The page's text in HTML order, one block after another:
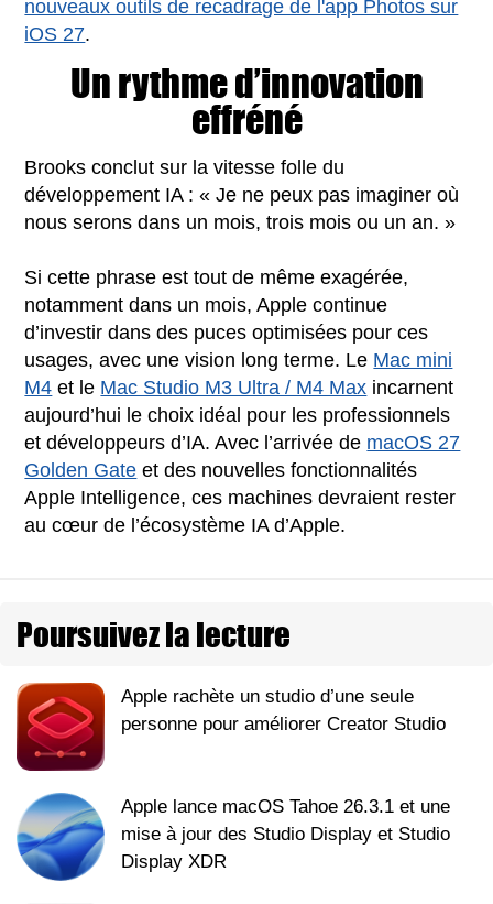
nouveaux outils de recadrage de l'app Photos sur
iOS 27.
Un rythme d’innovation
effréné
Brooks conclut sur la vitesse folle du
développement IA : « Je ne peux pas imaginer où
nous serons dans un mois, trois mois ou un an. »
Si cette phrase est tout de même exagérée,
notamment dans un mois, Apple continue
d’investir dans des puces optimisées pour ces
usages, avec une vision long terme. Le Mac mini
M4 et le Mac Studio M3 Ultra / M4 Max incarnent
aujourd’hui le choix idéal pour les professionnels
et développeurs d’IA. Avec l’arrivée de macOS 27
Golden Gate et des nouvelles fonctionnalités
Apple Intelligence, ces machines devraient rester
au cœur de l’écosystème IA d’Apple.
Poursuivez la lecture
Apple rachète un studio d’une seule
personne pour améliorer Creator Studio
Apple lance macOS Tahoe 26.3.1 et une
mise à jour des Studio Display et Studio
Display XDR